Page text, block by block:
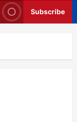
Subscribe